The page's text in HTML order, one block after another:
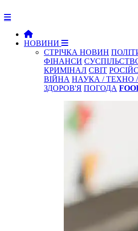
НОВИНИ
СТРІЧКА НОВИН
ФІНАНСИ
КРИМІНАЛ СВІТ
ВІЙНА НАУКА / ТЕХНО
ЗДОРОВ'Я ПОГОДА